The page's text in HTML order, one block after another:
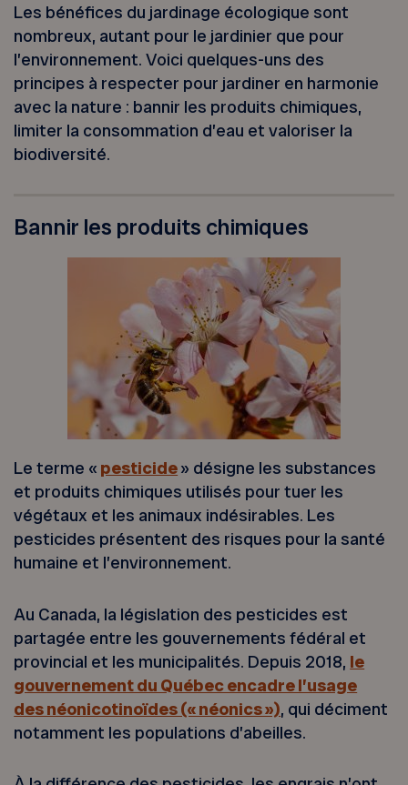
Les bénéfices du jardinage écologique sont
nombreux, autant pour le jardinier que pour
l’environnement. Voici quelques-uns des
principes à respecter pour jardiner en harmonie
avec la nature : bannir les produits chimiques,
limiter la consommation d’eau et valoriser la
biodiversité.
Bannir les produits chimiques
Le terme « pesticide» désigne les substances
et produits chimiques utilisés pour tuer les
végétaux et les animaux indésirables. Les
pesticides présentent des risques pour la santé
humaine et l’environnement.
Au Canada, la législation des pesticides est
partagée entre les gouvernements fédéral et
provincial et les municipalités. Depuis 2018, le
gouvernement du Québec encadre l’usage
des néonicotinoïdes (« néonics »), qui déciment
notamment les populations d’abeilles.